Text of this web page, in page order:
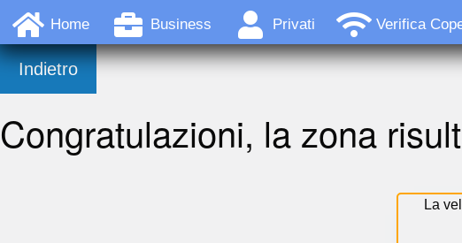
Home Business Privati Verifica
Indietro
Congratulazioni, la zona
La